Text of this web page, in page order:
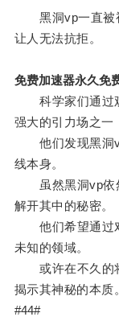
黑洞vp一直被视
让人无法抗拒。
免费加速器永久免
科学家们通过观
强大的引力场之一
他们发现黑洞vp
线本身。
虽然黑洞vp依然
解开其中的秘密。
他们希望通过对
未知的领域。
或许在不久的将
揭示其神秘的本质。
#44#